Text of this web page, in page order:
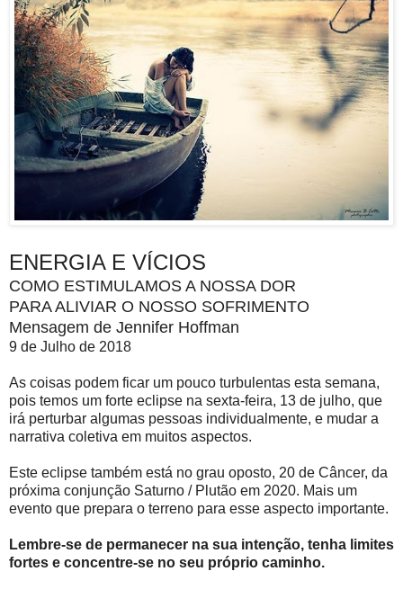
ENERGIA E VÍCIOS
COMO ESTIMULAMOS A NOSSA DOR
PARA ALIVIAR O NOSSO SOFRIMENTO
Mensagem de Jennifer Hoffman
9 de Julho de 2018
As coisas podem ficar um pouco turbulentas esta semana,
pois temos um forte eclipse na sexta-feira, 13 de julho, que
irá perturbar algumas pessoas individualmente, e mudar a
narrativa coletiva em muitos aspectos.
Este eclipse também está no grau oposto, 20 de Câncer, da
próxima conjunção Saturno / Plutão em 2020. Mais um
evento que prepara o terreno para esse aspecto importante.
Lembre-se de permanecer na sua intenção, tenha limites
fortes e concentre-se no seu próprio caminho.